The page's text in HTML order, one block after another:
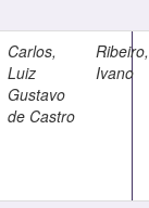
Carlos,
Luiz
Gustavo
de Castro
Ribeiro,
Ivano